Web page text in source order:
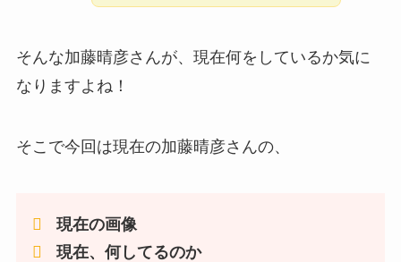
そんな加藤晴彦さんが、現在何をしているか気に
なりますよね！
そこで今回は現在の加藤晴彦さんの、
現在の画像
現在、何してるのか